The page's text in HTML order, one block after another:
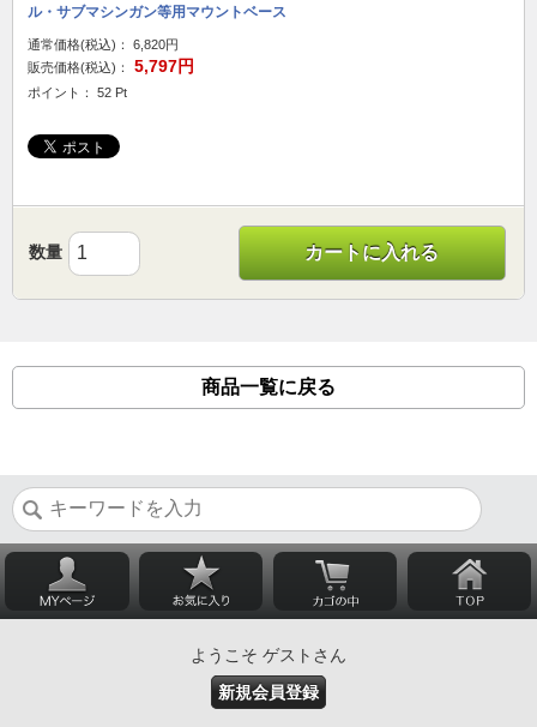
ル・サブマシンガン等用マウントベース
通常価格(税込)：
6,820円
販売価格(税込)：
5,797円
ポイント： 52 Pt
数量 カートに入れる
商品一覧に戻る
ようこそ ゲストさん
新規会員登録